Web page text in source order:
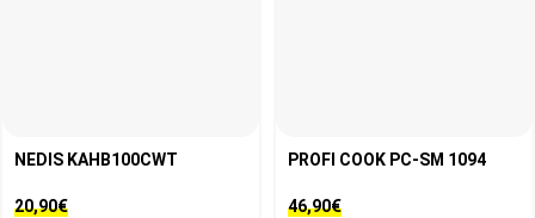
NEDIS KAHB100CWT
20,90€
PROFI COOK PC-SM 1094
46,90€